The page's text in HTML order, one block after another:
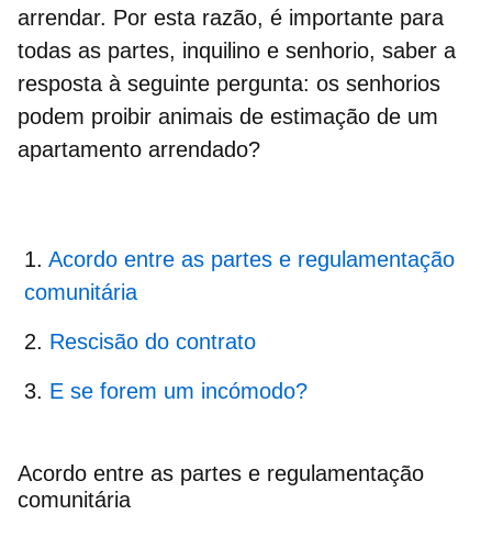
arrendar. Por esta razão, é importante para
todas as partes, inquilino e senhorio, saber a
resposta à seguinte pergunta: os senhorios
podem proibir animais de estimação de um
apartamento arrendado?
Acordo entre as partes e regulamentação
comunitária
Rescisão do contrato
E se forem um incómodo?
Acordo entre as partes e regulamentação
comunitária